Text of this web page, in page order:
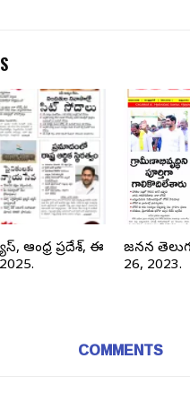
ఆంధ్ర ప్రదేశ్, ఈ
జనసేన
26, 2023.
COMMENTS